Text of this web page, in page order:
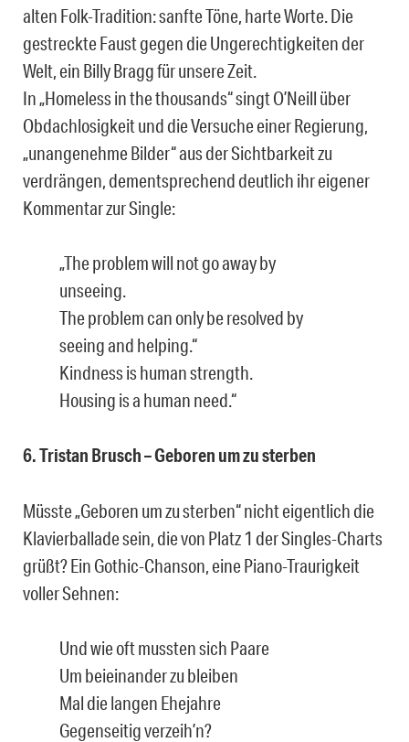
alten Folk-Tradition: sanfte Töne, harte Worte. Die
gestreckte Faust gegen die Ungerechtigkeiten der
Welt, ein Billy Bragg für unsere Zeit.
In „Homeless in the thousands“ singt O’Neill über
Obdachlosigkeit und die Versuche einer Regierung,
„unangenehme Bilder“ aus der Sichtbarkeit zu
verdrängen, dementsprechend deutlich ihr eigener
Kommentar zur Single:
„The problem will not go away by
unseeing.
The problem can only be resolved by
seeing and helping.“
Kindness is human strength.
Housing is a human need.“
6. Tristan Brusch – Geboren um zu sterben
Müsste „Geboren um zu sterben“ nicht eigentlich die
Klavierballade sein, die von Platz 1 der Singles-Charts
grüßt? Ein Gothic-Chanson, eine Piano-Traurigkeit
voller Sehnen:
Und wie oft mussten sich Paare
Um beieinander zu bleiben
Mal die langen Ehejahre
Gegenseitig verzeih’n?